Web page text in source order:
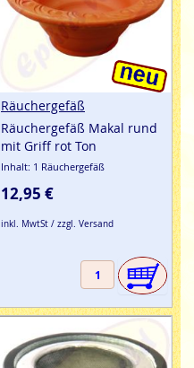
Räuchergefäß
Räuchergefäß Makal rund
mit Griff rot Ton
Inhalt: 1 Räuchergefäß
12,95 €
inkl. MwtSt / zzgl. Versand